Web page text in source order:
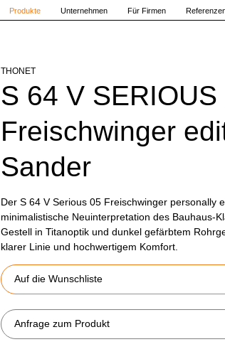
Produkte Unternehmen Für Firmen
THONET
S 64 V SERIOUS
Freischwinger
Sander
Der S 64 V Serious 05 Freischwinger personally
minimalistische Neuinterpretation des Bauhaus-
Gestell in Titanoptik und dunkel gefärbtem
klarer Linie und hochwertigem Komfort.
Auf die Wunschliste
Anfrage zum Produkt